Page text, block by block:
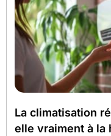
La climatisation
elle vraiment à la